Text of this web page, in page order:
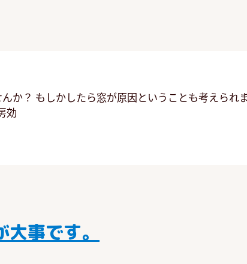
か？ もしかしたら窓が原因ということも考えられ
効
事です。